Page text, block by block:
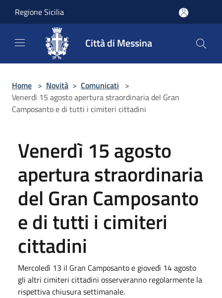
Regione Sicilia
Città di Messina
Home > Novità > Comunicati >
Venerdì 15 agosto apertura straordinaria del Gran
Camposanto e di tutti i cimiteri cittadini
Venerdì 15 agosto
apertura straordinaria
del Gran Camposanto
e di tutti i cimiteri
cittadini
Mercoledì 13 il Gran Camposanto e giovedì 14 agosto
gli altri cimiteri cittadini osserveranno regolarmente la
rispettiva chiusura settimanale.